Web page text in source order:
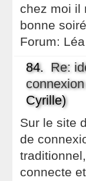
chez moi il
bonne
Forum:
84. Re:
Cyrille)
Sur le site
de
connecte